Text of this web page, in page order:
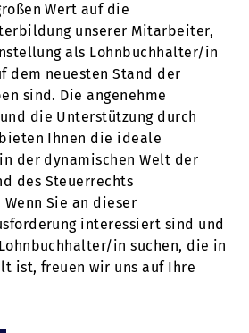
Wert auf die
unserer Mitarbeiter,
als Lohnbuchhalter/in
dem neuesten Stand der
sind. Die angenehme
die Unterstützung durch
Ihnen die ideale
der dynamischen Welt der
des Steuerrechts
Sie an dieser
interessiert sind und
in suchen, die in
ist, freuen wir uns auf Ihre